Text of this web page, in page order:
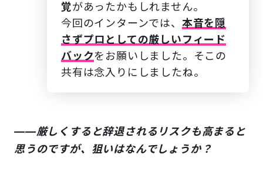
覚があったかもしれません。
今回のインターンでは、 本音を隠
さずプロとしての厳しいフィード
バックをお願いしました。そこの
共有は念入りにしましたね。
――厳しくすると辞退されるリスクも高まると
思うのですが、狙いはなんでしょうか？